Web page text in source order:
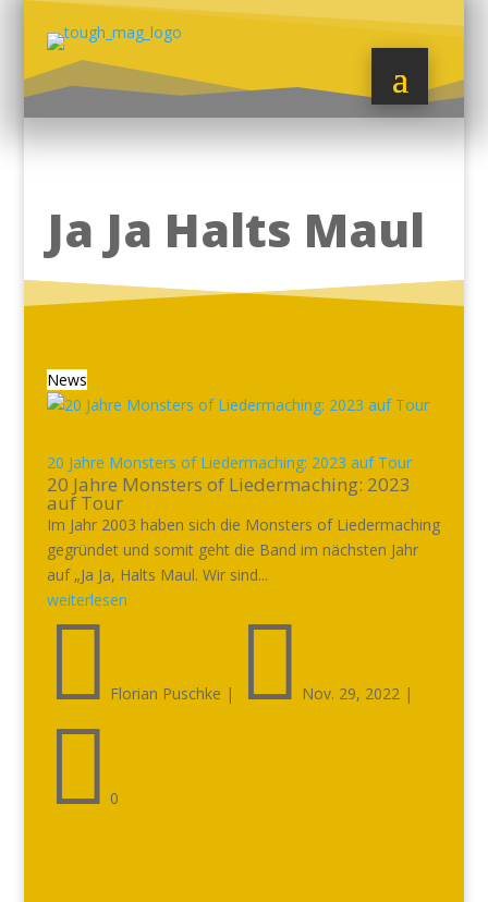
Ja Ja Halts Maul
News
20 Jahre Monsters of Liedermaching: 2023 auf Tour
20 Jahre Monsters of Liedermaching: 2023
auf Tour
Im Jahr 2003 haben sich die Monsters of Liedermaching
gegründet und somit geht die Band im nächsten Jahr
auf „Ja Ja, Halts Maul. Wir sind...
weiterlesen
 Florian Puschke |  Nov. 29, 2022|
 0